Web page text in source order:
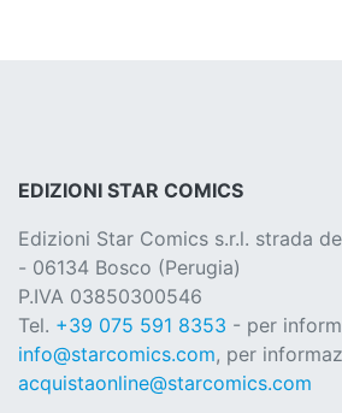
EDIZIONI STAR COMICS
Edizioni Star Comics s.r.l. strada
- 06134 Bosco (Perugia)
P.IVA 03850300546
Tel. +39 075 591 8353 - per
info@starcomics.com, per
acquistaonline@starcomics.com